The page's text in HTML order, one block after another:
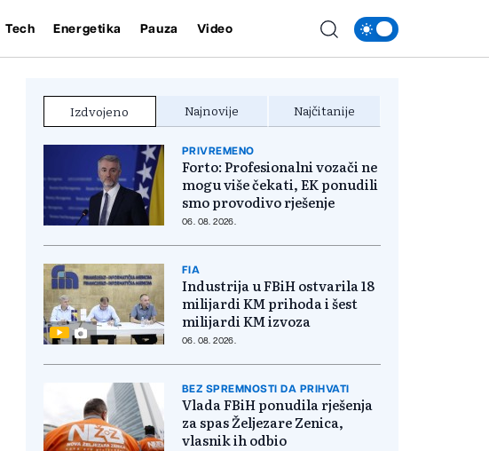
Tech Energetika Pauza Video
Izdvojeno Najnovije Najčitanije
PRIVREMENO
Forto: Profesionalni vozači ne
mogu više čekati, EK ponudili
smo provodivo rješenje
06. 08. 2026.
FIA
Industrija u FBiH ostvarila 18
milijardi KM prihoda i šest
milijardi KM izvoza
06. 08. 2026.
BEZ SPREMNOSTI DA PRIHVATI
Vlada FBiH ponudila rješenja
za spas Željezare Zenica,
vlasnik ih odbio